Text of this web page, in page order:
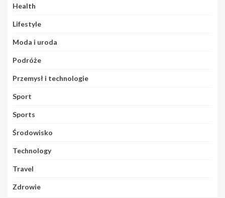
Health
Lifestyle
Moda i uroda
Podróże
Przemysł i technologie
Sport
Sports
Środowisko
Technology
Travel
Zdrowie